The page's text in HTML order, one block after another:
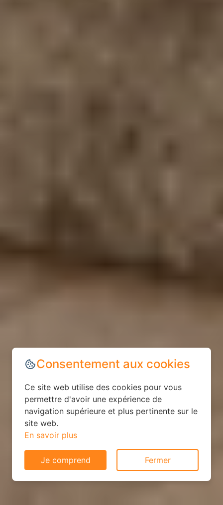
Consentement aux cookies
Ce site web utilise des cookies pour vous
permettre d'avoir une expérience de
navigation supérieure et plus pertinente sur le
site web.
En savoir plus
Je comprend Fermer